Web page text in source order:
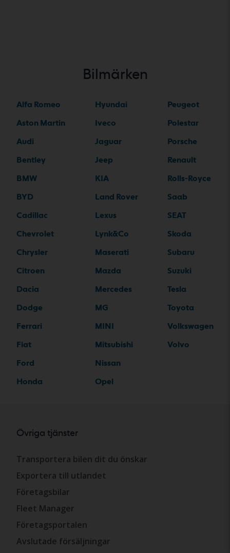
Bilmärken
Alfa Romeo
Aston Martin
Audi
Bentley
BMW
BYD
Cadillac
Chevrolet
Chrysler
Citroen
Dacia
Dodge
Ferrari
Fiat
Ford
Honda
Hyundai
Iveco
Jaguar
Jeep
KIA
Land Rover
Lexus
Lynk&Co
Maserati
Mazda
Mercedes
MG
MINI
Mitsubishi
Nissan
Opel
Peugeot
Polestar
Porsche
Renault
Rolls-Royce
Saab
SEAT
Skoda
Subaru
Suzuki
Tesla
Toyota
Volkswagen
Volvo
Övriga tjänster
Transportera bilen dit du önskar
Exportera till utlandet
Företagsbilar
Fleet Manager
Företagsportalen
Avslutade försäljningar